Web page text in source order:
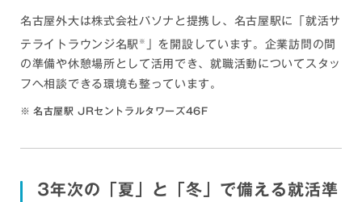
名古屋外大は株式会社パソナと提携し、名古屋駅に「就活サ
テライトラウンジ名駅 ※
」を開設しています。企業訪問の間
の準備や休憩場所として活用でき、就職活動についてスタッ
フへ相談できる環境も整っています。
名古屋駅 JRセントラルタワーズ46F
3年次の「夏」と「冬」で備える就活準
ホテル
帝国ホテル、ジェイアール東海ホテルズ、名古屋ヒルトン、
コンラッド名古屋、星野リゾート、東京エディション虎ノ
システムズ ザ・リッツ・カールトン大阪、ヒルトン京都、リ
近畿日本ツーリスト、名鉄観光サービス、郵船トラベル、阪